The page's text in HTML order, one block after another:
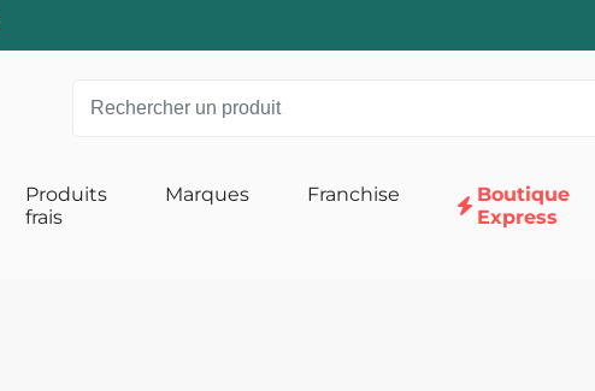
Produits
frais
Marques Franchise
Boutique
Express